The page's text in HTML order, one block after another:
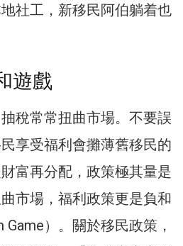
社工，新移民阿伯躺着也
遊戲
稅常常扭曲市場。不要誤
享受福利會攤薄舊移民的
富再分配，政策極其量是
市場，福利政策更是負和
）。關於移民政策，